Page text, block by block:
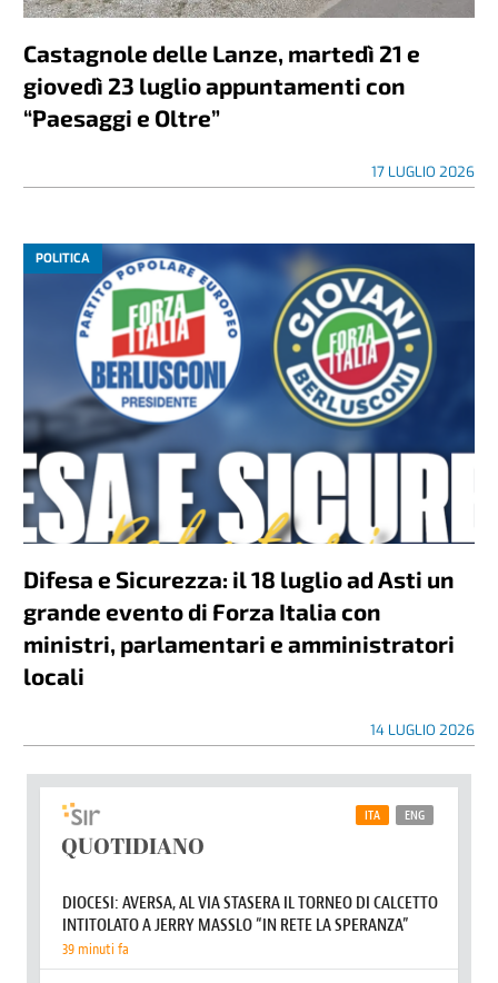
Castagnole delle Lanze, martedì 21 e
giovedì 23 luglio appuntamenti con
“Paesaggi e Oltre”
17 LUGLIO 2026
POLITICA
Difesa e Sicurezza: il 18 luglio ad Asti un
grande evento di Forza Italia con
ministri, parlamentari e amministratori
locali
14 LUGLIO 2026